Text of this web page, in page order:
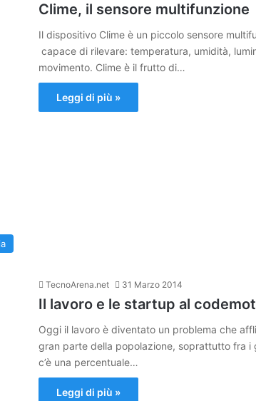
Clime, il sensore multifunzione
Il dispositivo Clime è un piccolo sensore
capace di rilevare: temperatura, umidità,
movimento. Clime è il frutto di…
Leggi di più »
TecnoArena.net 31 Marzo 2014
Il lavoro e le startup al
Oggi il lavoro è diventato un problema che
gran parte della popolazione, soprattutto fra i
c’è una percentuale…
Leggi di più »